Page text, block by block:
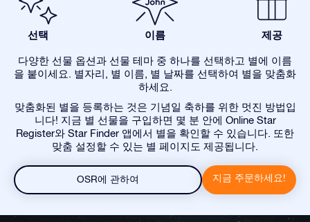
선택 이름 제공
다양한 선물 옵션과 선물 테마 중 하나를 선택하고 별에 이름
을 붙이세요. 별자리, 별 이름, 별 날짜를 선택하여 별을 맞춤화
하세요.
맞춤화된 별을 등록하는 것은 기념일 축하를 위한 멋진 방법입
니다! 지금 별 선물을 구입하면 몇 분 안에 Online Star
Register와 Star Finder 앱에서 별을 확인할 수 있습니다. 또한
맞춤 설정할 수 있는 별 페이지도 제공됩니다.
OSR에 관하여 지금 주문하세요!